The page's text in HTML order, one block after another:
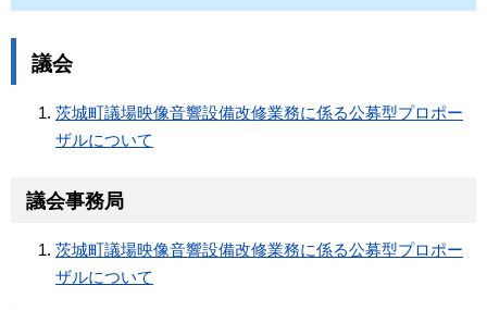
議会
茨城町議場映像音響設備改修業務に係る公募型プロポー
ザルについて
議会事務局
茨城町議場映像音響設備改修業務に係る公募型プロポー
ザルについて